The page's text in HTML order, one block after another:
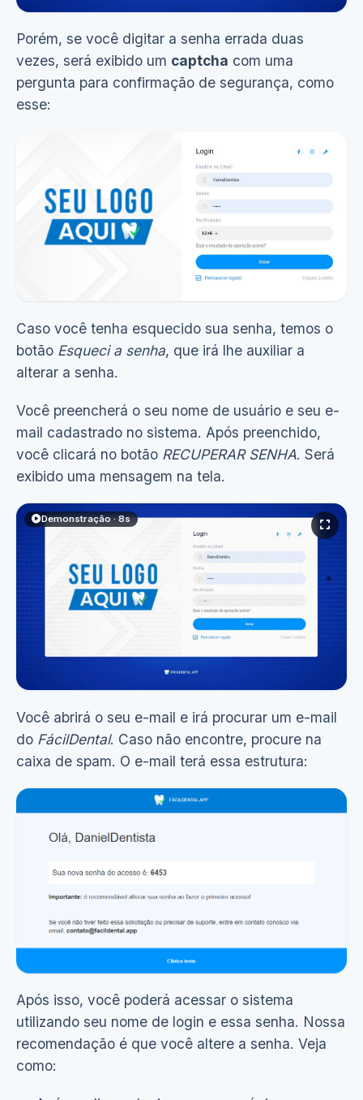
Ver demonstração(2s)
Porém, se você digitar a senha errada duas
vezes, será exibido um captcha com uma
pergunta para confirmação de segurança, como
esse:
Caso você tenha esquecido sua senha, temos o
botão Esqueci a senha, que irá lhe auxiliar a
alterar a senha.
Você preencherá o seu nome de usuário e seu e-
mail cadastrado no sistema. Após preenchido,
você clicará no botão RECUPERAR SENHA. Será
exibido uma mensagem na tela.
Ver demonstração(8s)
Demonstração · 8s
Você abrirá o seu e-mail e irá procurar um e-mail
do FácilDental. Caso não encontre, procure na
caixa de spam. O e-mail terá essa estrutura:
Após isso, você poderá acessar o sistema
utilizando seu nome de login e essa senha. Nossa
recomendação é que você altere a senha. Veja
como: